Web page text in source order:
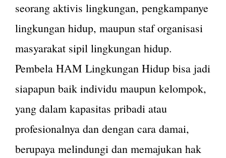
seorang aktivis lingkungan, pengkampanye
lingkungan hidup, maupun staf organisasi
masyarakat sipil lingkungan hidup.
Pembela HAM Lingkungan Hidup bisa jadi
siapapun baik individu maupun kelompok,
yang dalam kapasitas pribadi atau
profesionalnya dan dengan cara damai,
berupaya melindungi dan memajukan hak